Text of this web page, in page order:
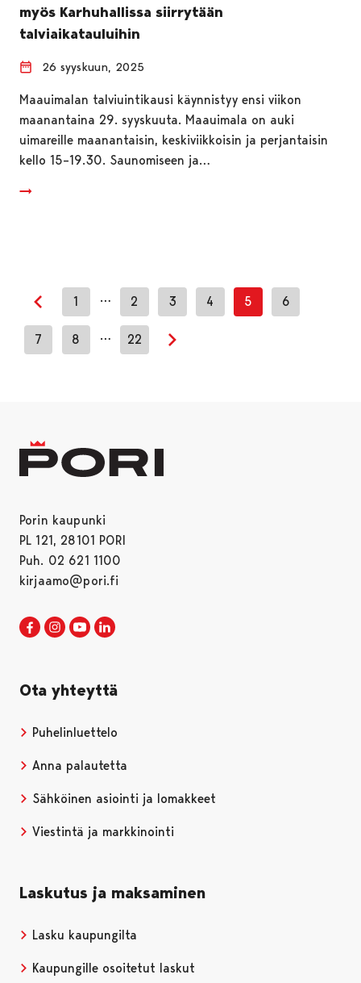
myös Karhuhallissa siirrytään
talviaikatauluihin
26 syyskuun, 2025
Maauimalan talviuintikausi käynnistyy ensi viikon
maanantaina 29. syyskuuta. Maauimala on auki
uimareille maanantaisin, keskiviikkoisin ja perjantaisin
kello 15–19.30. Saunomiseen ja…
Edellinen sivu
1 … 2 3 4 5 6
7 8 … 22
Seuraava sivu
Porin kaupunki
PL 121, 28101 PORI
Puh. 02 621 1100
kirjaamo@pori.fi
Porin kaupunki Facebookissa
Avautuu uudessa välilehdessä
Porin kaupunki Instagramissa
Avautuu uudessa välilehdessä
Porin kaupunki Youtubessa
Avautuu uudessa välilehdessä
Ota yhteyttä
Puhelinluettelo
Anna palautetta
Sähköinen asiointi ja lomakkeet
Viestintä ja markkinointi
Laskutus ja maksaminen
Lasku kaupungilta
Kaupungille osoitetut laskut